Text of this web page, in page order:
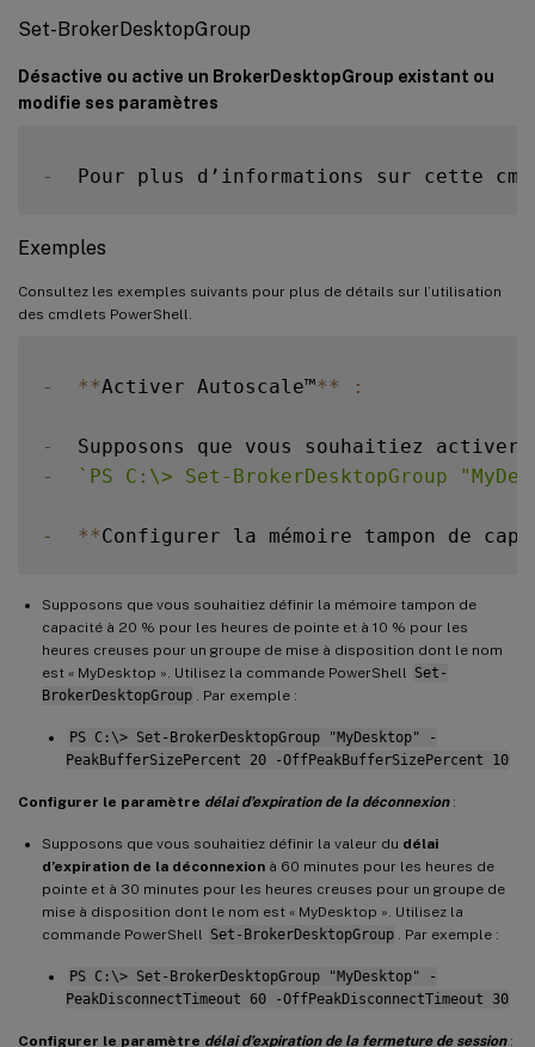
Set-BrokerDesktopGroup
Désactive ou active un BrokerDesktopGroup existant ou
modifie ses paramètres
-
Pour plus d’informations sur cette
Exemples
Consultez les exemples suivants pour plus de détails sur l’utilisation
des cmdlets PowerShell.
- **Activer Autoscale™** :
-
Supposons que vous souhaitiez activer
-
` PS C:\> Set-BrokerDesktopGroup
- **Configurer la mémoire tampon de
Supposons que vous souhaitiez définir la mémoire tampon de
capacité à 20 % pour les heures de pointe et à 10 % pour les
heures creuses pour un groupe de mise à disposition dont le nom
est « MyDesktop ». Utilisez la commande PowerShell
Set-
BrokerDesktopGroup
. Par exemple :
PS C:\> Set-BrokerDesktopGroup "MyDesktop" -
PeakBufferSizePercent 20 -OffPeakBufferSizePercent 10
Configurer le paramètre délai d’expiration de la déconnexion:
Supposons que vous souhaitiez définir la valeur du délai
d’expiration de la déconnexion à 60 minutes pour les heures de
pointe et à 30 minutes pour les heures creuses pour un groupe de
mise à disposition dont le nom est « MyDesktop ». Utilisez la
commande PowerShell
Set-BrokerDesktopGroup . Par exemple :
PS C:\> Set-BrokerDesktopGroup "MyDesktop" -
PeakDisconnectTimeout 60 -OffPeakDisconnectTimeout 30
Configurer le paramètre délai d’expiration de la fermeture de session: